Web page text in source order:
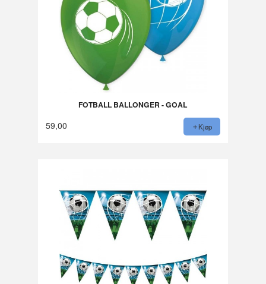
FOTBALL BALLONGER - GOAL
59,00 Kjøp